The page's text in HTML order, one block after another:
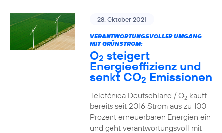
28. Oktober 2021
VERANTWORTUNGSVOLLER UMGANG
MIT GRÜNSTROM:
O2 steigert
Energieeffizienz und
senkt CO2 Emissionen
Telefónica Deutschland / O2kauft
bereits seit 2016 Strom aus zu 100
Prozent erneuerbaren Energien ein
und geht verantwortungsvoll mit